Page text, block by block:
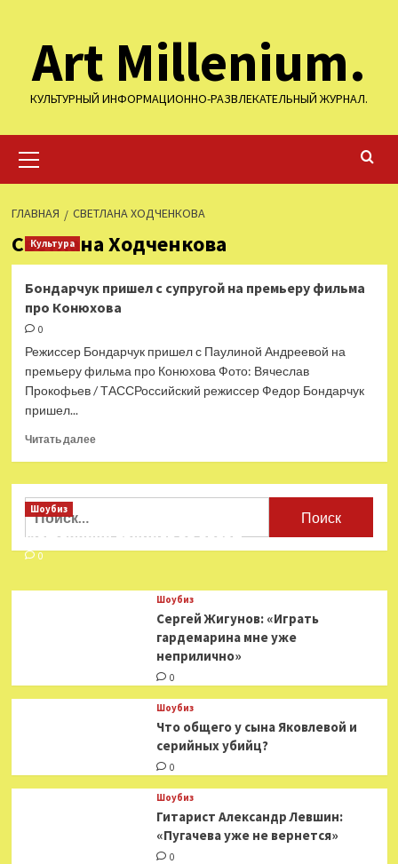
содержимому
Art Millenium.
КУЛЬТУРНЫЙ ИНФОРМАЦИОННО-РАЗВЛЕКАТЕЛЬНЫЙ ЖУРНАЛ.
меню
ГЛАВНАЯ СВЕТЛАНА ХОДЧЕНКОВА
Светлана Ходченкова
Культура
Бондарчук пришел с супругой на премьеру фильма
про Конюхова
0
Режиссер Бондарчук пришел с Паулиной Андреевой на
премьеру фильма про Конюхова Фото: Вячеслав
Прокофьев / ТАССРоссийский режиссер Федор Бондарчук
пришел...
Читать далееПрочитать
Бондарчук
супругой
на
фильма
Найти:
Шоубиз
Мошенники взялись за звезд
0
Шоубиз
Сергей Жигунов: «Играть
гардемарина мне уже
неприлично»
0
Шоубиз
Что общего у сына Яковлевой и
серийных убийц?
0
Шоубиз
Гитарист Александр Левшин:
«Пугачева уже не вернется»
0